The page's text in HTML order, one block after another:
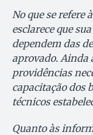
No que se refere
esclarece que
dependem das
aprovado. Ainda
providências
capacitação dos
técnicos
Quanto às